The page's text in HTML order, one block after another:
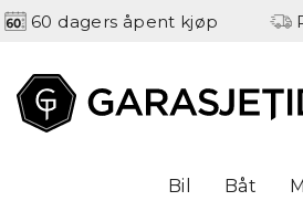
60 dagers åpent kjøp
Bil Båt